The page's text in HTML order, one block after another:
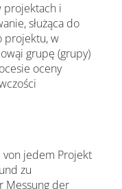
projektach i
służąca do
projektu, w
grupę (grupy)
oceny
jedem Projekt
zu
Messung der